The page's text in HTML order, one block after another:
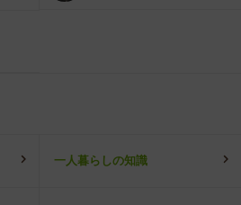
一人暮らしの知識